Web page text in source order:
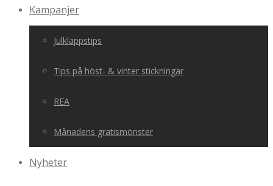
Kampanjer
Julklappstips
Tips på höst- & vinter stickningar
REA
Månadens gratismönster
Nyheter